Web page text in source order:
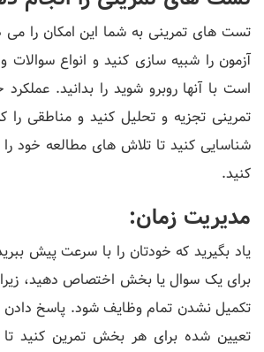
تست های تمرینی به شما این امکان را
آزمون را شبیه سازی کنید و انواع
است با آنها روبرو شوید را بدانید.
تمرینی تجزیه و تحلیل کنید و مناطقی را
شناسایی کنید تا تلاش های مطالعه خود
کنید.
مدیریت زمان:
یاد بگیرید که خودتان را با سرعت پیش
برای یک سوال یا بخش اختصاص دهید،
تکمیل نشدن تمام وظایف شود. پاسخ دادن
تعیین شده برای هر بخش تمرین کنید